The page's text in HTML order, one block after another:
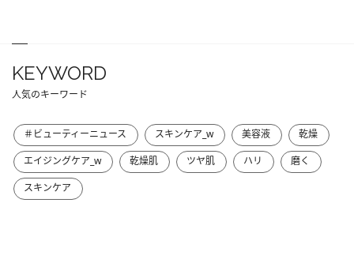
KEYWORD
人気のキーワード
＃ビューティーニュース スキンケア_w 美容液
乾燥
エイジングケア_w
乾燥肌 ツヤ肌 ハリ
磨く
スキンケア